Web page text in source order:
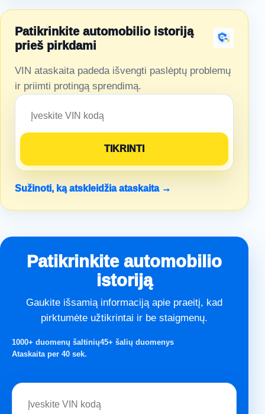
Patikrinkite automobilio istoriją
prieš pirkdami
VIN ataskaita padeda išvengti paslėptų problemų
ir priimti protingą sprendimą.
Sužinoti, ką atskleidžia ataskaita →
Patikrinkite automobilio
istoriją
Gaukite išsamią informaciją apie praeitį, kad
pirktumėte užtikrintai ir be staigmenų.
1000+ duomenų šaltinių45+ šalių duomenys
Ataskaita per 40 sek.